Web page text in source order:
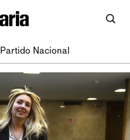
Partido Nacional